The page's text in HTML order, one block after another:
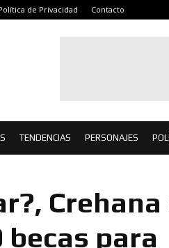
de Privacidad Contacto
TENDENCIAS PERSONAJES
Crehana
para